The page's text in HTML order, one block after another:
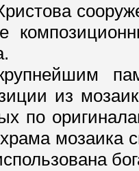
из
по
мозаика